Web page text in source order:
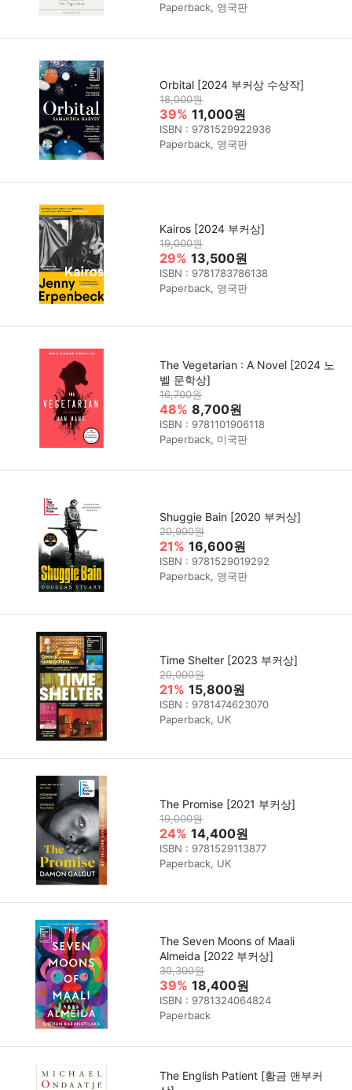
Paperback, 영국판
Orbital [2024 부커상 수상작]
18,000원
39% 11,000원
ISBN : 9781529922936
Paperback, 영국판
Kairos [2024 부커상]
19,000원
29% 13,500원
ISBN : 9781783786138
Paperback, 영국판
The Vegetarian : A Novel [2024 노
벨 문학상]
16,700원
48% 8,700원
ISBN : 9781101906118
Paperback, 미국판
Shuggie Bain [2020 부커상]
20,900원
21% 16,600원
ISBN : 9781529019292
Paperback, 영국판
Time Shelter [2023 부커상]
20,000원
21% 15,800원
ISBN : 9781474623070
Paperback, UK
The Promise [2021 부커상]
19,000원
24% 14,400원
ISBN : 9781529113877
Paperback, UK
The Seven Moons of Maali
Almeida [2022 부커상]
30,300원
39% 18,400원
ISBN : 9781324064824
Paperback
The English Patient [황금 맨부커